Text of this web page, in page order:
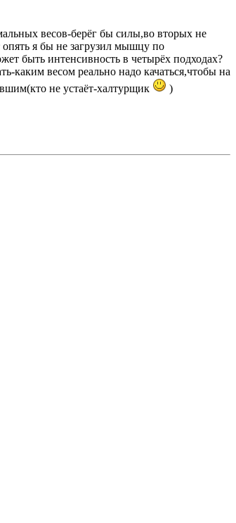
весов-берёг бы силы,во вторых не
опять я бы не загрузил мышцу по
быть интенсивность в четырёх подходах?
каким весом реально надо качаться,чтобы на
не устаёт-халтурщик
)